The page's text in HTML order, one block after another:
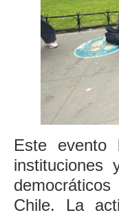
Este evento
instituciones
Chile. La